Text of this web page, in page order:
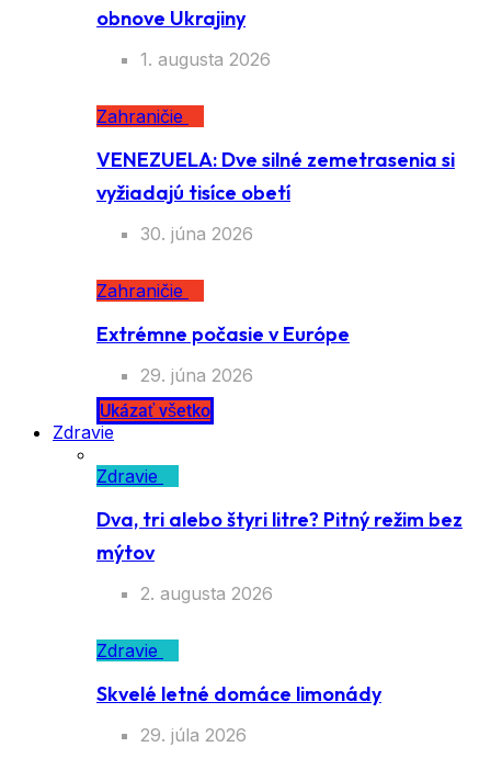
obnove Ukrajiny
1. augusta 2026
Zahraničie
VENEZUELA: Dve silné zemetrasenia si
vyžiadajú tisíce obetí
30. júna 2026
Zahraničie
Extrémne počasie v Európe
29. júna 2026
Ukázať všetko
Zdravie
Zdravie
Dva, tri alebo štyri litre? Pitný režim bez
mýtov
2. augusta 2026
Zdravie
Skvelé letné domáce limonády
29. júla 2026